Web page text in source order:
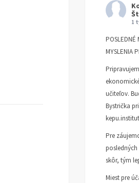
1
POSLEDNÉ
MYSLENIA
učiteľov.
Bystrička
Pre
skôr, tým
Miest pre